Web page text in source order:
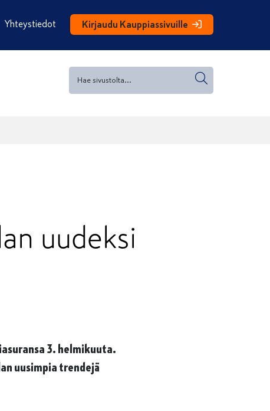
Yhteystiedot Kirjaudu Kauppiassivuille
uudeksi
3. helmikuuta.
uusimpia trendejä